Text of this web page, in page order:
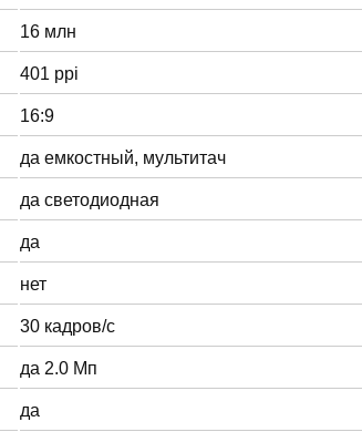
16 млн
401 ppi
16:9
да емкостный, мультитач
да светодиодная
да
нет
30 кадров/с
да 2.0 Мп
да